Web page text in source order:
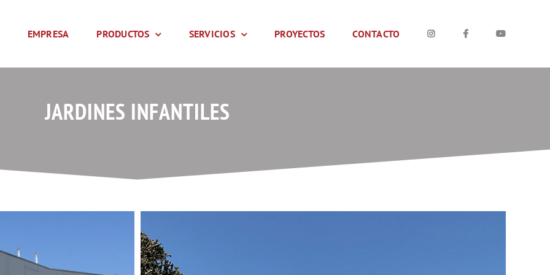
EMPRESA PRODUCTOS SERVICIOS PROYECTOS CONTACTO
JARDINES INFANTILES